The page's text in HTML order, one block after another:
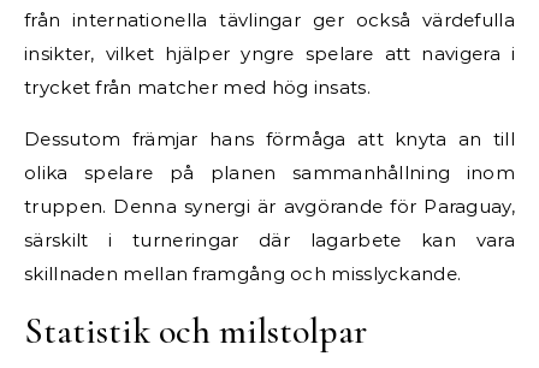
från internationella tävlingar ger också värdefulla
insikter, vilket hjälper yngre spelare att navigera i
trycket från matcher med hög insats.
Dessutom främjar hans förmåga att knyta an till
olika spelare på planen sammanhållning inom
truppen. Denna synergi är avgörande för Paraguay,
särskilt i turneringar där lagarbete kan vara
skillnaden mellan framgång och misslyckande.
Statistik och milstolpar